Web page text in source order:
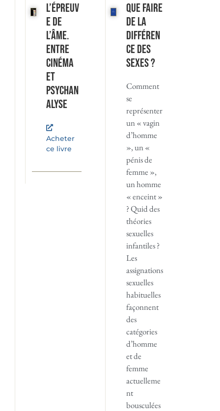
L’Épreuv
e de
l’âme.
Entre
cinéma
et
psychan
alyse
Acheter
ce livre
Que faire
de la
différen
ce des
sexes ?
Comment
se
représenter
un « vagin
d’homme
», un «
pénis de
femme »,
un homme
« enceint »
? Quid des
théories
sexuelles
infantiles ?
Les
assignations
sexuelles
habituelles
façonnent
des
catégories
d’homme
et de
femme
actuelleme
nt
bousculées